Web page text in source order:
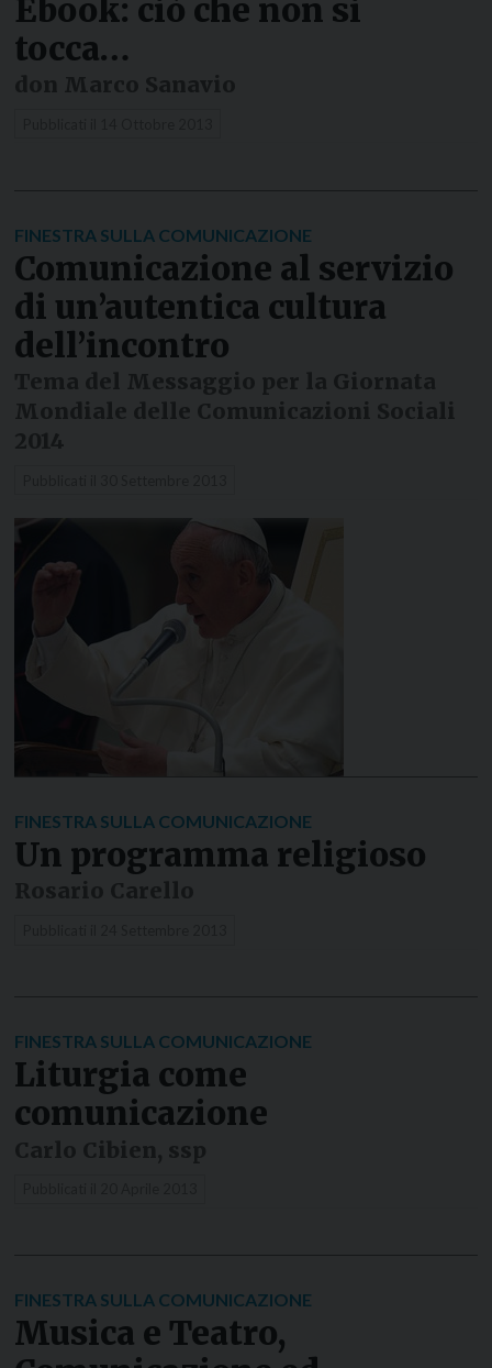
Ebook: ciò che non si
tocca…
FINESTRA SULLA COMUNICAZIONE
Comunicazione al servizio
di un’autentica cultura
dell’incontro
FINESTRA SULLA COMUNICAZIONE
Un programma religioso
FINESTRA SULLA COMUNICAZIONE
Liturgia come
comunicazione
FINESTRA SULLA COMUNICAZIONE
Musica e Teatro,